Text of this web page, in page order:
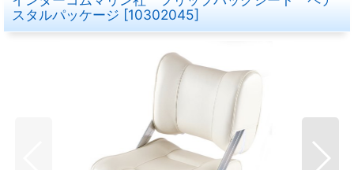
スタルパッケージ [10302045]